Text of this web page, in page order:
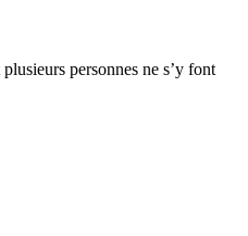
personnes ne s’y font